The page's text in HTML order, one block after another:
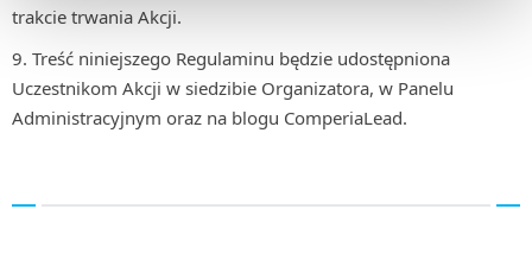
trakcie trwania Akcji.
Treść niniejszego Regulaminu będzie udostępniona
Uczestnikom Akcji w siedzibie Organizatora, w Panelu
Administracyjnym oraz na blogu ComperiaLead.